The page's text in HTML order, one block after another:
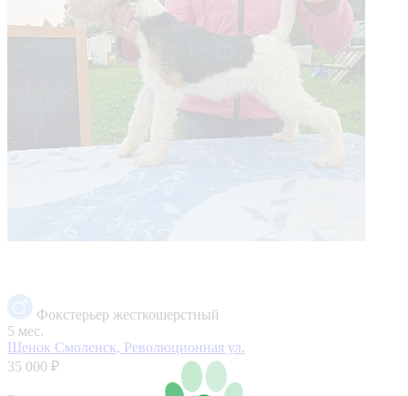
Фокстерьер жесткошерстный
5 мес.
Щенок Смоленск, Революционная ул.
35 000 ₽